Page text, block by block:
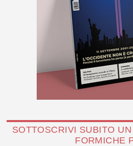
SOTTOSCRIVI SUBITO
FORMICHE